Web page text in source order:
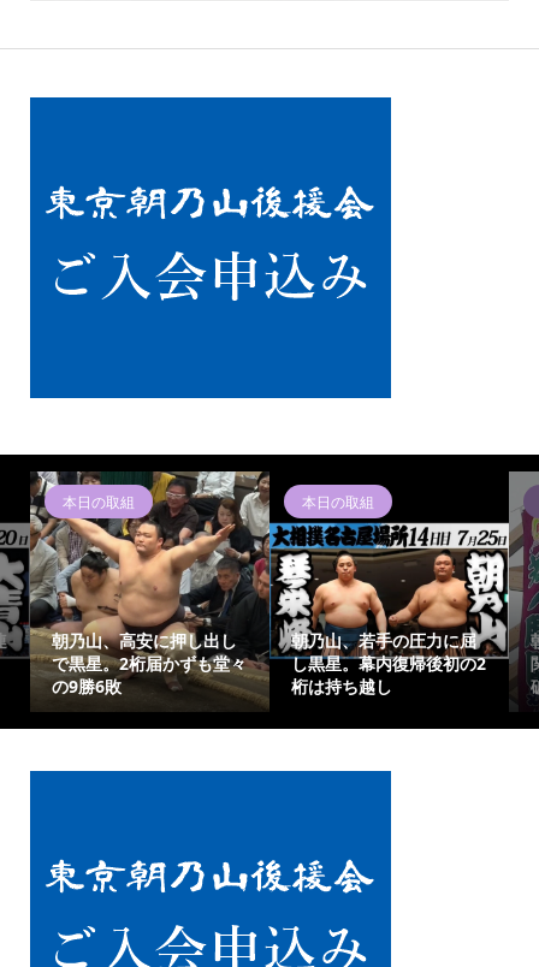
本日の取組
朝乃山、高安に押し出し
で黒星。2桁届かずも堂々
の9勝6敗
本日の取組
朝乃山、若手の圧力に屈
し黒星。幕内復帰後初の2
桁は持ち越し